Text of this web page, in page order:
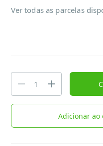
Ver todas as parcelas
Adicionar ao